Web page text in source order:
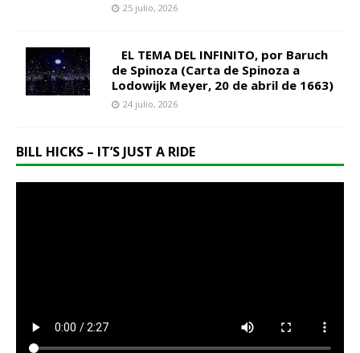
25 julio, 2026
EL TEMA DEL INFINITO, por Baruch
de Spinoza (Carta de Spinoza a
Lodowijk Meyer, 20 de abril de 1663)
24 julio, 2026
BILL HICKS – IT’S JUST A RIDE